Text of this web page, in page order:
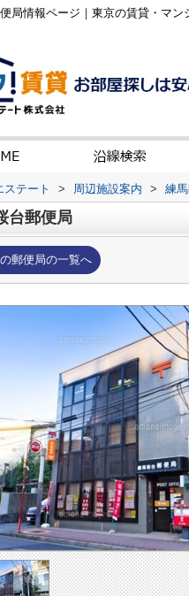
局情報ページ｜東京の賃貸・マン
ステート > 周辺施設案内 > 練
台郵便局
郵便局の一覧へ